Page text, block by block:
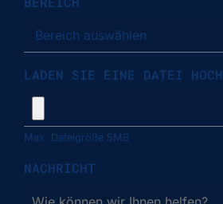
LADEN SIE EINE DATEI HOCH
Max. Dateigröße 5MB
NACHRICHT